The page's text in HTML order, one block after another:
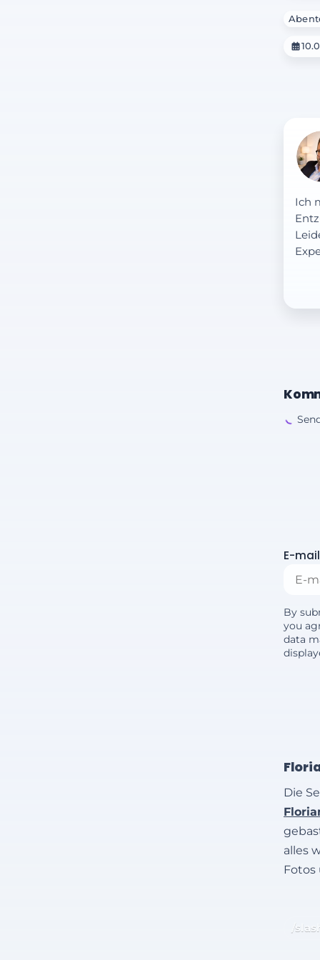
Ich
E-mail
By
you
data
Die
alles
Fotos
/